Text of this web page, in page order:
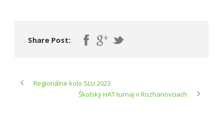
Share Post:
Regionálne kolo SLU 2023
Školský HAT turnaj v Rozhanovciach